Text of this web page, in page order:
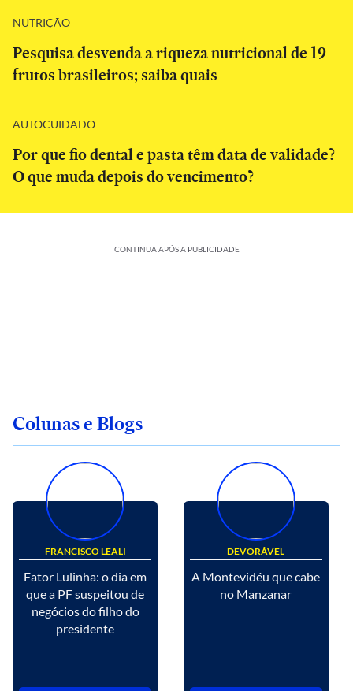
NUTRIÇÃO
Pesquisa desvenda a riqueza nutricional de 19
frutos brasileiros; saiba quais
AUTOCUIDADO
Por que fio dental e pasta têm data de validade?
O que muda depois do vencimento?
CONTINUA APÓS A PUBLICIDADE
Colunas e Blogs
FRANCISCO LEALI
Fator Lulinha: o dia em
que a PF suspeitou de
negócios do filho do
presidente
DEVORÁVEL
A Montevidéu que cabe
no Manzanar